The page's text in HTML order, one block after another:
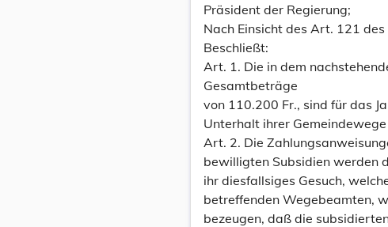
Präsident der Regierung;
Nach Einsicht des Art. 121
Beschließt:
Art. 1. Die in dem
Gesamtbeträge
von 110.200 Fr., sind für das
Unterhalt ihrer
Art. 2. Die
bewilligten Subsidien werden
ihr diesfallsiges Gesuch,
betreffenden Wegebeamten,
bezeugen, daß die